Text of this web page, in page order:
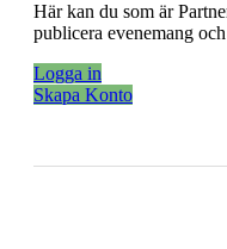
Här kan du som är
publicera evenemang
Logga in
Skapa Konto